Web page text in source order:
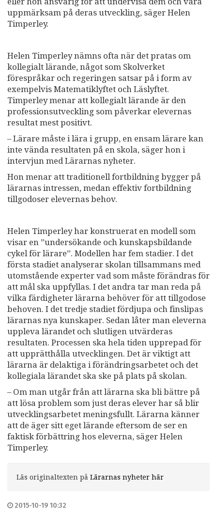
uppmärksam på deras utveckling, säger Helen
Timperley.
Helen Timperley nämns ofta när det pratas om
kollegialt lärande, något som Skolverket
förespråkar och regeringen satsar på i form av
exempelvis Matematiklyftet och Läslyftet.
Timperley menar att kollegialt lärande är den
professionsutveckling som påverkar elevernas
resultat mest positivt.
– Lärare måste i lära i grupp, en ensam lärare kan
inte vända resultaten på en skola, säger hon i
intervjun med Lärarnas nyheter.
Hon menar att traditionell fortbildning bygger på
lärarnas intressen, medan effektiv fortbildning
tillgodoser elevernas behov.
Helen Timperley har konstruerat en modell som
visar en ”undersökande och kunskapsbildande
cykel för lärare”. Modellen har fem stadier. I det
första stadiet analyserar skolan tillsammans med
utomstående experter vad som måste förändras för
att mål ska uppfyllas. I det andra tar man reda på
vilka färdigheter lärarna behöver för att tillgodose
behoven. I det tredje stadiet fördjupa och finslipas
lärarnas nya kunskaper. Sedan låter man eleverna
uppleva lärandet och slutligen utvärderas
resultaten. Processen ska hela tiden upprepad för
att upprätthålla utvecklingen. Det är viktigt att
lärarna är delaktiga i förändringsarbetet och det
kollegiala lärandet ska ske på plats på skolan.
– Om man utgår från att lärarna ska bli bättre på
att lösa problem som just deras elever har så blir
utvecklingsarbetet meningsfullt. Lärarna känner
att de äger sitt eget lärande eftersom de ser en
faktisk förbättring hos eleverna, säger Helen
Timperley.
Läs originaltexten på Lärarnas nyheter här
2015-10-19 10:32